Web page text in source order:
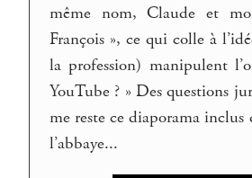
même nom, Claude et
François », ce qui colle à
la profession) manipulent
YouTube ? » Des questions
me reste ce diaporama inclus
l’abbaye...